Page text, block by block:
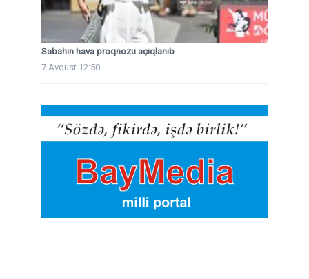
Sabahın hava proqnozu açıqlanıb
7 Avqust 12:50